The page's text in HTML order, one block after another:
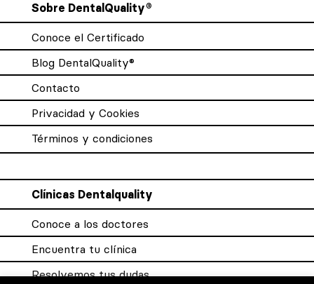
Sobre DentalQuality®
Conoce el Certificado
Blog DentalQuality®
Contacto
Privacidad y Cookies
Términos y condiciones
Clínicas Dentalquality
Conoce a los doctores
Encuentra tu clínica
Resolvemos tus dudas